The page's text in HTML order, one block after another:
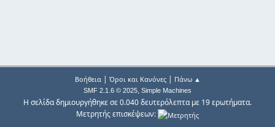
Βοήθεια| Όροι και Κανόνες| Πάνω ▲
SMF 2.1.6 © 2025, Simple Machines
Η σελίδα δημιουργήθηκε σε 0.040 δευτερόλεπτα με 19 ερωτήματα.
Μετρητής επισκέψεων: